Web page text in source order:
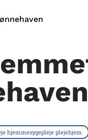
hjemmesygepleje plejehjem